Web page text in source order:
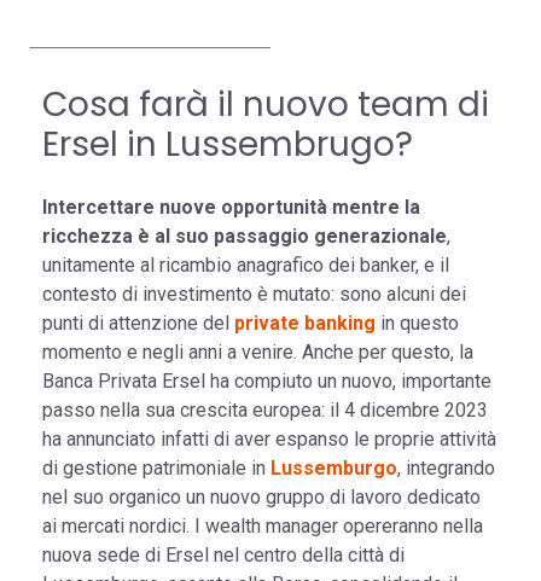
Cosa farà il nuovo team di
Ersel in Lussembrugo?
Intercettare nuove opportunità mentre la
ricchezza è al suo passaggio generazionale,
unitamente al ricambio anagrafico dei banker, e il
contesto di investimento è mutato: sono alcuni dei
punti di attenzione del private banking in questo
momento e negli anni a venire. Anche per questo, la
Banca Privata Ersel ha compiuto un nuovo, importante
passo nella sua crescita europea: il 4 dicembre 2023
ha annunciato infatti di aver espanso le proprie attività
di gestione patrimoniale in Lussemburgo, integrando
nel suo organico un nuovo gruppo di lavoro dedicato
ai mercati nordici. I wealth manager opereranno nella
nuova sede di Ersel nel centro della città di